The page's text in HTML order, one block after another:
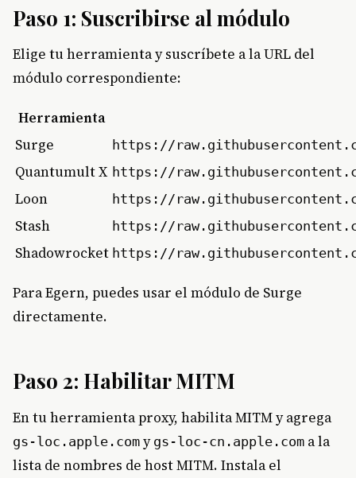
Paso 1: Suscribirse al módulo
Elige tu herramienta y suscríbete a la URL del
módulo correspondiente:
Herramienta
Surge
https://
Quantumult X https://
Loon https://
Stash https://
Shadowrocket https://
Para Egern, puedes usar el módulo de Surge
directamente.
Paso 2: Habilitar MITM
En tu herramienta proxy, habilita MITM y agrega
gs-loc.apple.com y gs-loc-cn.apple.com a la
lista de nombres de host MITM. Instala el